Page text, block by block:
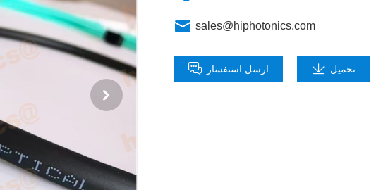
sales@hiphotonics.com
ارسل استفسار تحميل